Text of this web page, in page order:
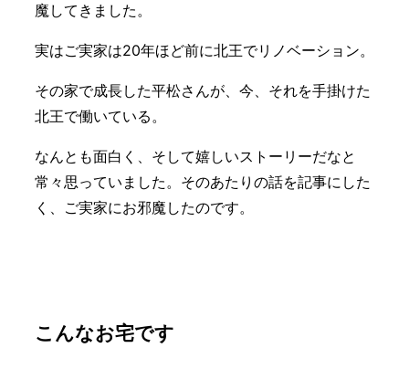
魔してきました。
実はご実家は20年ほど前に北王でリノベーション。
その家で成長した平松さんが、今、それを手掛けた
北王で働いている。
なんとも面白く、そして嬉しいストーリーだなと
常々思っていました。そのあたりの話を記事にした
く、ご実家にお邪魔したのです。
こんなお宅です